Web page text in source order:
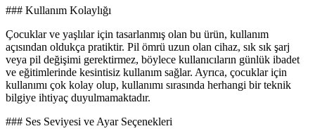
### Kullanım Kolaylığı
Çocuklar ve yaşlılar için tasarlanmış olan bu ürün, kullanım
açısından oldukça pratiktir. Pil ömrü uzun olan cihaz, sık sık şarj
veya pil değişimi gerektirmez, böylece kullanıcıların günlük ibadet
ve eğitimlerinde kesintisiz kullanım sağlar. Ayrıca, çocuklar için
kullanımı çok kolay olup, kullanımı sırasında herhangi bir teknik
bilgiye ihtiyaç duyulmamaktadır.
### Ses Seviyesi ve Ayar Seçenekleri